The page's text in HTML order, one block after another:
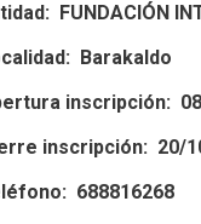
FUNDACIÓN
Barakaldo
inscripción:
inscripción: 20/
688816268